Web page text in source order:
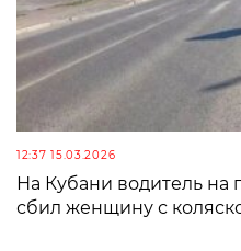
12:37 15.03.2026
На Кубани водитель
сбил женщину с